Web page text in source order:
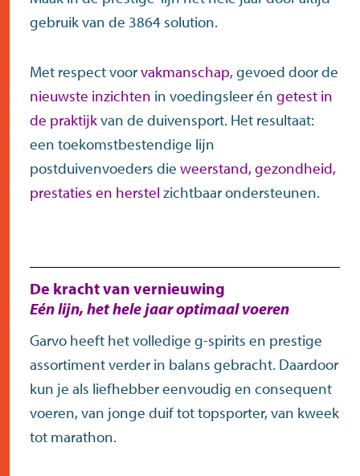
gebruik van de 3864 solution.
Met respect voorvakmanschap, gevoed door de
nieuwste inzichten in voedingsleer én getest in
de praktijkvan de duivensport. Het resultaat:
een toekomstbestendige lijn
postduivenvoeders die weerstand, gezondheid,
prestaties en herstel zichtbaar ondersteunen.
De kracht van vernieuwing
Eén lijn, het hele jaar optimaal voeren
Garvo heeft het volledige g-spirits en prestige
assortiment verder in balans gebracht. Daardoor
kun je als liefhebber eenvoudig en consequent
voeren, van jonge duif tot topsporter, van kweek
tot marathon.